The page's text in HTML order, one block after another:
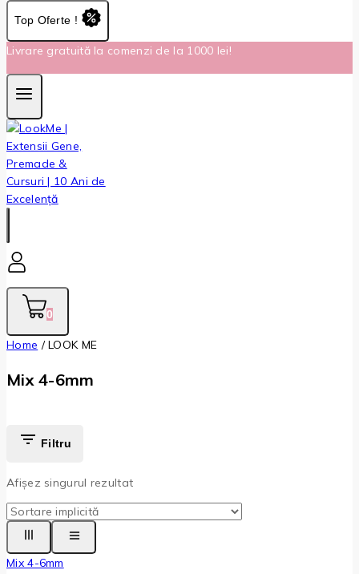
Top Oferte !
Livrare gratuită la comenzi de la 1000 lei!
0
Home / LOOK ME
Mix 4-6mm
Filtru
Afișez singurul rezultat
Mix 4-6mm